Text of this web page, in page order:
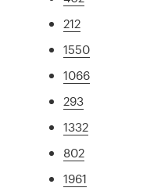
212
1550
1066
293
1332
802
1961